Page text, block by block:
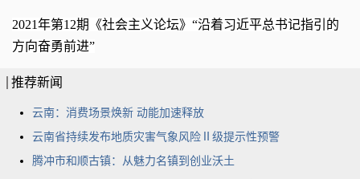
2021年第12期《社会主义论坛》“沿着习近平总书记指引的
方向奋勇前进”
推荐新闻
云南：消费场景焕新 动能加速释放
云南省持续发布地质灾害气象风险Ⅱ级提示性预警
腾冲市和顺古镇：从魅力名镇到创业沃土